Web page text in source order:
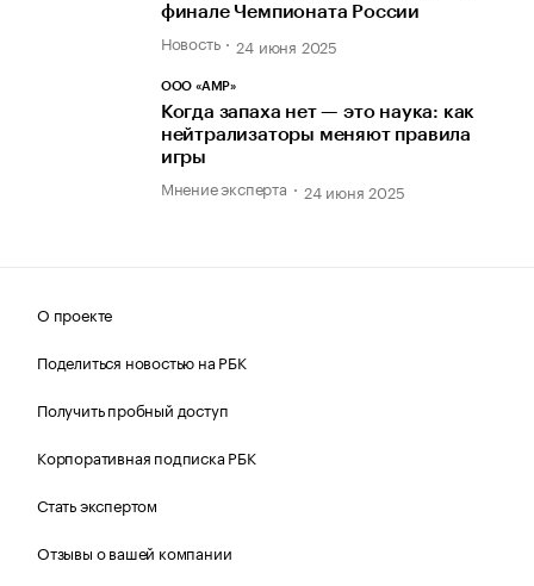
финале Чемпионата России
Новость 24 июня 2025
ООО «АМР»
Когда запаха нет — это наука: как
нейтрализаторы меняют правила
игры
Мнение эксперта 24 июня 2025
О проекте
Поделиться новостью на РБК
Получить пробный доступ
Корпоративная подписка РБК
Стать экспертом
Отзывы о вашей компании